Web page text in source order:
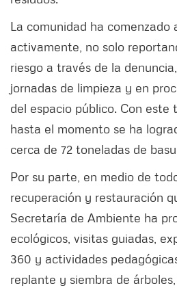
La comunidad ha comenzado
activamente, no solo
riesgo a través de la
jornadas de limpieza y en
del espacio público. Con este
hasta el momento se ha
cerca de 72 toneladas de
Por su parte, en medio de
recuperación y restauración
Secretaría de Ambiente ha
ecológicos, visitas guiadas,
360 y actividades
replante y siembra de